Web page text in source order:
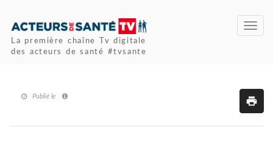
La première chaîne Tv digitale
des acteurs de santé #tvsante
Publié le